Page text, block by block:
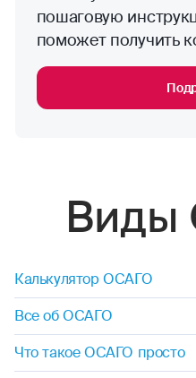
пошаговую
поможет получить
Виды
Калькулятор ОСАГО
Все об ОСАГО
Что такое ОСАГО просто